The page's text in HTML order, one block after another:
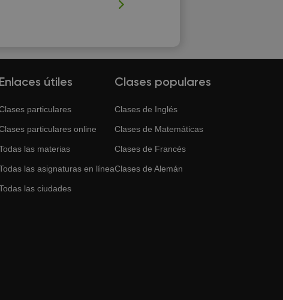
Enlaces útiles
particulares
particulares online
las materias
las asignaturas en línea
las ciudades
Clases populares
Clases de Inglés
Clases de Matemáticas
Clases de Francés
Clases de Alemán